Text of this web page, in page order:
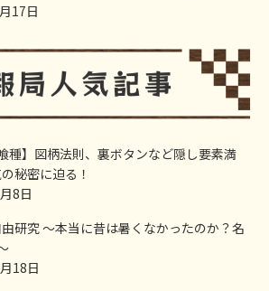
17日
種】図柄法則、裏ボタンなど隠し要素満
秘密に迫る！
8日
研究 ～本当に昔は暑くなかったのか？名
18日